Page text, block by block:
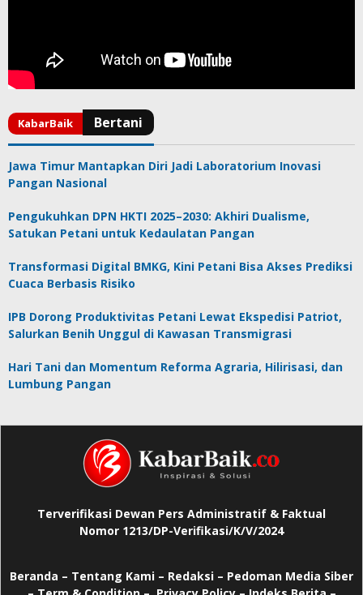
Jawa Timur Mantapkan Diri Jadi Laboratorium Inovasi
Pangan Nasional
Pengukuhkan DPN HKTI 2025–2030: Akhiri Dualisme,
Satukan Petani untuk Kedaulatan Pangan
Transformasi Digital BMKG, Kini Petani Bisa Akses Prediksi
Cuaca Berbasis Risiko
IPB Dorong Produktivitas Petani Lewat Ekspedisi Patriot,
Salurkan Benih Unggul di Kawasan Transmigrasi
Hari Tani dan Momentum Reforma Agraria, Hilirisasi, dan
Lumbung Pangan
Terverifikasi Dewan Pers Administratif & Faktual
Nomor 1213/DP-Verifikasi/K/V/2024
Beranda – Tentang Kami – Redaksi – Pedoman Media Siber